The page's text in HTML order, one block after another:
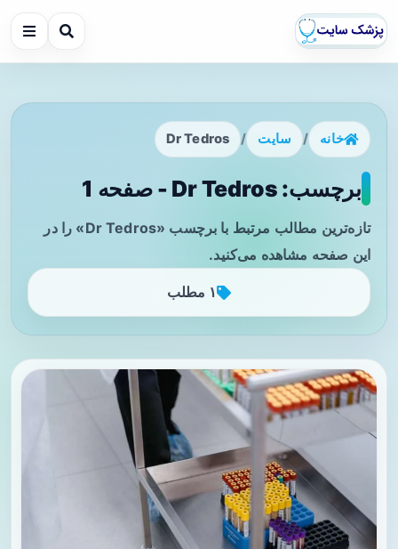
خانه / سایت /
Dr Tedros
برچسب: Dr Tedros - صفحه 1
تازه‌ترین مطالب مرتبط با برچسب «Dr Tedros» را در
این صفحه مشاهده می‌کنید.
۱ مطلب